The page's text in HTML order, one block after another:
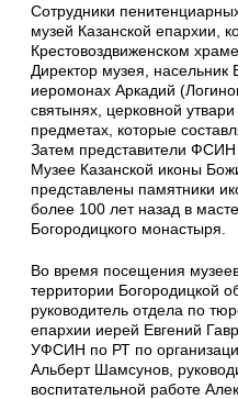
Сотрудники
музей Казанской епархии,
Крестовоздвиженском
Директор музея, насельник
иеромонах Аркадий
святынях, церковной
предметах, которые
Затем представители ФСИН
Музее Казанской иконы
представлены памятники
более 100 лет назад в
Богородицкого монастыря.
Во время посещения
территории Богородицкой
руководитель отдела по
епархии иерей Евгений
УФСИН по РТ по
Альберт Шамсунов,
воспитательной работе